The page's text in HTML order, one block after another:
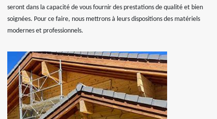
seront dans la capacité de vous fournir des prestations de qualité et bien
soignées. Pour ce faire, nous mettrons à leurs dispositions des matériels
modernes et professionnels.